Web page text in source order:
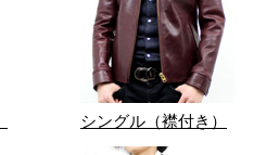
シングル（襟付き）